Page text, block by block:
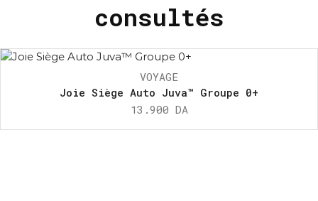
consultés
VOYAGE
Joie Siège Auto Juva™ Groupe 0+
13.900 DA